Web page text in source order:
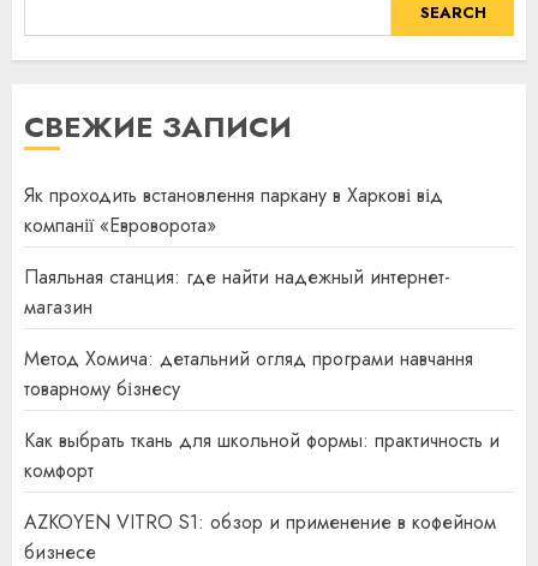
SEARCH
СВЕЖИЕ ЗАПИСИ
Як проходить встановлення паркану в Харкові від
компанії «Евроворота»
Паяльная станция: где найти надежный интернет-
магазин
Метод Хомича: детальний огляд програми навчання
товарному бізнесу
Как выбрать ткань для школьной формы: практичность и
комфорт
AZKOYEN VITRO S1: обзор и применение в кофейном
бизнесе